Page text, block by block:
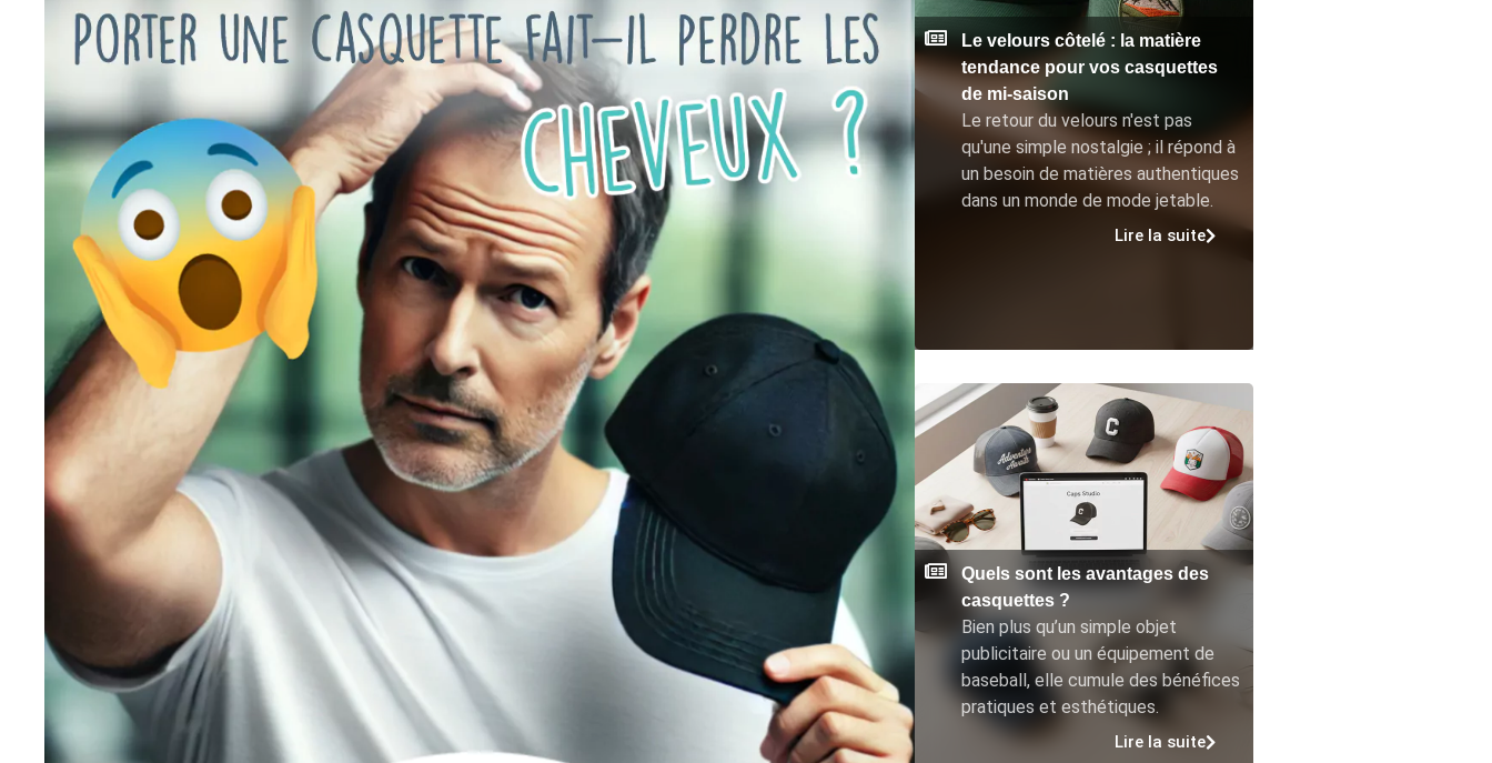
Le velours côtelé : la matière
tendance pour vos casquettes
de mi-saison
Le retour du velours n'est pas
qu'une simple nostalgie ; il répond à
un besoin de matières authentiques
dans un monde de mode jetable.
Lire la suite
Quels sont les avantages des
casquettes ?
Bien plus qu’un simple objet
publicitaire ou un équipement de
baseball, elle cumule des bénéfices
pratiques et esthétiques.
Lire la suite